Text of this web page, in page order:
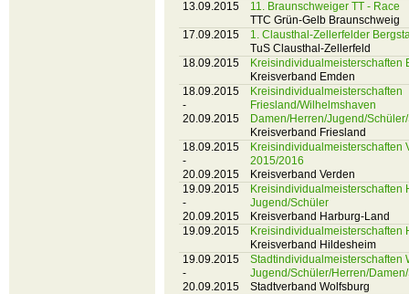
13.09.2015
11. Braunschweiger TT - Race
TTC Grün-Gelb Braunschweig
17.09.2015
1. Clausthal-Zellerfelder
TuS Clausthal-Zellerfeld
18.09.2015
Kreisindividualmeisterschaften
Kreisverband Emden
18.09.2015
-
20.09.2015
Kreisindividualmeisterschaften
Friesland/Wilhelmshaven
Damen/Herren/Jugend/
Kreisverband Friesland
18.09.2015
-
20.09.2015
Kreisindividualmeisterschaften
2015/2016
Kreisverband Verden
19.09.2015
-
20.09.2015
Kreisindividualmeisterschaften
Jugend/Schüler
Kreisverband Harburg-Land
19.09.2015
Kreisindividualmeisterschaften
Kreisverband Hildesheim
19.09.2015
-
20.09.2015
Stadtindividualmeisterschaften
Jugend/Schüler/Herren/
Stadtverband Wolfsburg